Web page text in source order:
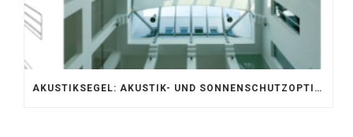
AKUSTIKSEGEL: AKUSTIK- UND SONNENSCHUTZOPTIMIERUNG IM ATRIUM DER UNIVERSITÄT BONN